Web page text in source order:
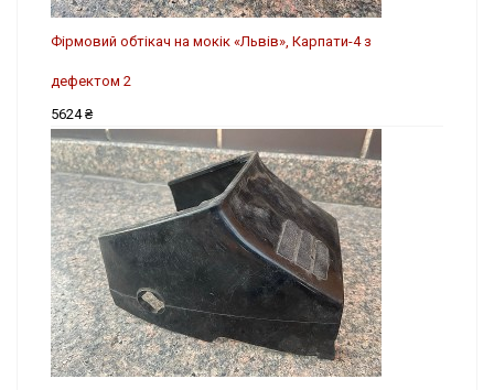
Фірмовий обтікач на мокік «Львів», Карпати-4 з
дефектом 2
5624 ₴